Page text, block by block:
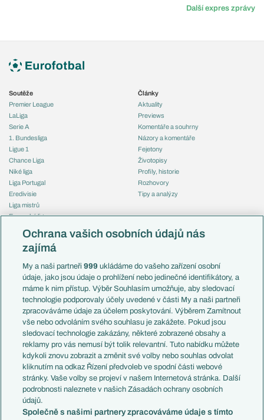
Další expres zprávy
Soutěže
Premier League
LaLiga
Serie A
1. Bundesliga
Ligue 1
Chance Liga
Niké liga
Liga Portugal
Eredivisie
Liga mistrů
Evropská liga
Mistrovství světa
Liga národů
Témata
Představení týmů MS
EuroSkauting
PL v kostce
Evropské koeficienty
Přestupy
Přestupové spekulace
Zranění
Kluby
Arsenal FC
Chelsea FC
Manchester United
Články
Aktuality
Previews
Komentáře a souhrny
Názory a komentáře
Fejetony
Životopisy
Profily, historie
Rozhovory
Tipy a analýzy
Česko
Francie
Itálie
Německo
Španělsko
Argentina
Brazílie
Přestupy
Zápasy
Livescore
Tipovací soutěž
Ochrana vašich osobních údajů nás
zajímá
My a naši partneři999 ukládáme do vašeho zařízení osobní
údaje, jako jsou údaje o prohlížení nebo jedinečné identifikátory, a
máme k nim přístup. Výběr Souhlasím umožňuje, aby sledovací
technologie podporovaly účely uvedené v části My a naši partneři
zpracováváme údaje za účelem poskytování. Výběrem Zamítnout
vše nebo odvoláním svého souhlasu je zakážete. Pokud jsou
sledovací technologie zakázány, některé zobrazené obsahy a
reklamy pro vás nemusí být tolik relevantní. Tuto nabídku můžete
kdykoli znovu zobrazit a změnit své volby nebo souhlas odvolat
kliknutím na odkaz Řízení předvoleb ve spodní části webové
stránky. Vaše volby se projeví v našem Internetová stránka. Další
podrobnosti naleznete v našich Zásadách ochrany osobních
údajů.
Společně s našimi partnery zpracováváme údaje s tímto